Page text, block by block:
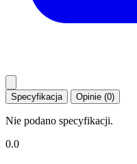
Specyfikacja Opinie (0)
Nie podano specyfikacji.
0.0